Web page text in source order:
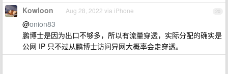
20
Kowloon Aug 28, 2022 via iPhone
@onion83
鹏博士是因为出口不够多，所以有流量穿透，实际分配的确实是
公网 IP 只不过从鹏博士访问异网大概率会走穿透。